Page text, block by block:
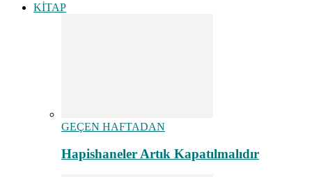
KİTAP
GEÇEN HAFTADAN
Hapishaneler Artık Kapatılmalıdır